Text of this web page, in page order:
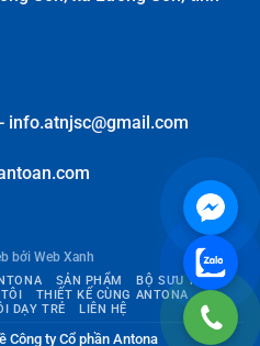
info.atnjsc@gmail.com
bởi Web Xanh
SẢN PHẨM
BỘ SƯU TẬP
THIẾT KẾ CÙNG ANTONA
DẠY TRẺ
LIÊN HỆ
Công ty Cổ phần Antona